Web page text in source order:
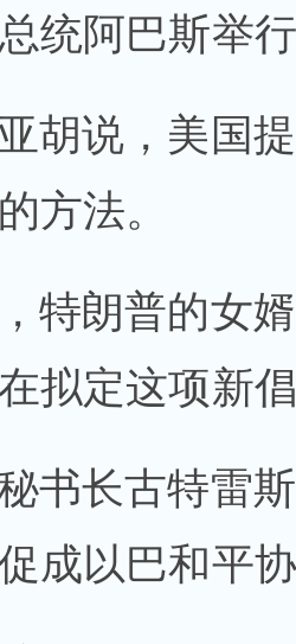
统阿巴斯举
胡说，美国
方法。
特朗普的女
拟定这项新
书长古特雷
成以巴和平